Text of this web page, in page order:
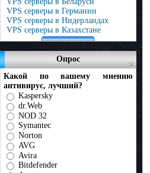
VPS серверы в Германии
VPS серверы в Нидерландах
VPS серверы в Казахстане
Опрос
Какой по вашему мнению
антивирус, лучший?
Kaspersky
dr.Web
NOD 32
Symantec
Norton
AVG
Avira
Bitdefender